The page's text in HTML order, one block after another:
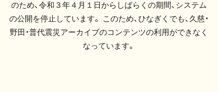
のため、令和３年４月１日からしばらくの期間、システム
の公開を停止しています。 このため、ひなぎくでも、久慈・
野田・普代震災アーカイブのコンテンツの利用ができなく
なっています。